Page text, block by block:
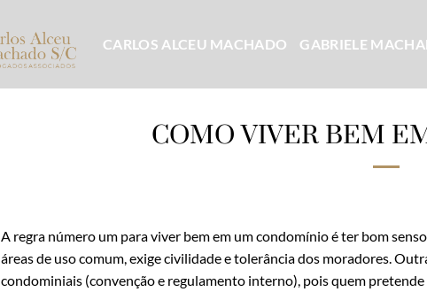
CARLOS ALCEU MACHADO GABRIELE
COMO VIVER BEM
A regra número um para viver bem em um condomínio é ter bom
áreas de uso comum, exige civilidade e tolerância dos moradores.
condominiais (convenção e regulamento interno), pois quem